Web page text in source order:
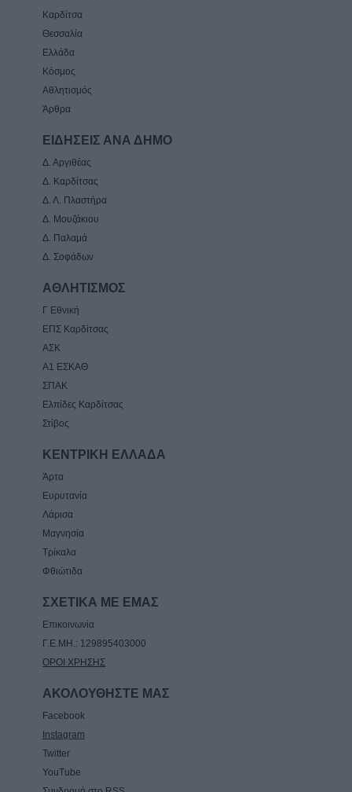
Καρδίτσα
Θεσσαλία
Ελλάδα
Κόσμος
Αθλητισμός
Άρθρα
ΕΙΔΗΣΕΙΣ ΑΝΑ ΔΗΜΟ
Δ. Αργιθέας
Δ. Καρδίτσας
Δ. Λ. Πλαστήρα
Δ. Μουζάκιου
Δ. Παλαμά
Δ. Σοφάδων
ΑΘΛΗΤΙΣΜΟΣ
Γ Εθνική
ΕΠΣ Καρδίτσας
ΑΣΚ
Α1 ΕΣΚΑΘ
ΣΠΑΚ
Ελπίδες Καρδίτσας
Στίβος
ΚΕΝΤΡΙΚΗ ΕΛΛΑΔΑ
Άρτα
Ευρυτανία
Λάρισα
Μαγνησία
Τρίκαλα
Φθιώτιδα
ΣΧΕΤΙΚΑ ΜΕ ΕΜΑΣ
Επικοινωνία
Γ.Ε.ΜΗ.: 129895403000
ΟΡΟΙ ΧΡΗΣΗΣ
ΑΚΟΛΟΥΘΗΣΤΕ ΜΑΣ
Facebook
Instagram
Twitter
YouTube